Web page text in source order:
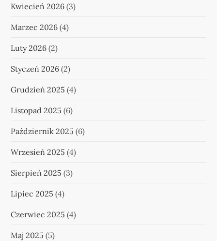
Kwiecień 2026 (3)
Marzec 2026 (4)
Luty 2026 (2)
Styczeń 2026 (2)
Grudzień 2025 (4)
Listopad 2025 (6)
Październik 2025 (6)
Wrzesień 2025 (4)
Sierpień 2025 (3)
Lipiec 2025 (4)
Czerwiec 2025 (4)
Maj 2025 (5)